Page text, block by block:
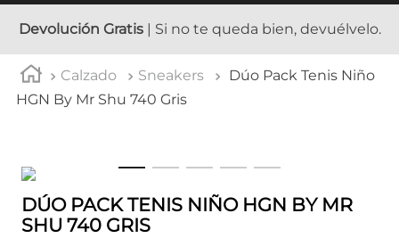
Devolución Gratis| Si no te queda bien, devuélvelo.
Calzado Sneakers
Dúo Pack Tenis Niño
HGN By Mr Shu 740 Gris
DÚO PACK TENIS NIÑO HGN BY MR
SHU 740 GRIS
tenis hombre
5. tenis